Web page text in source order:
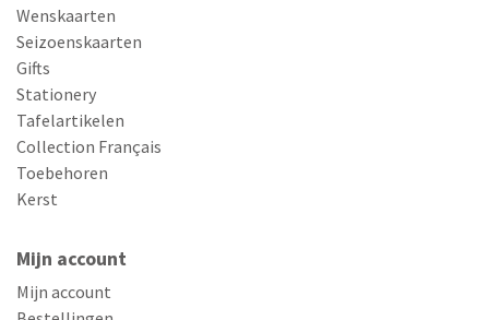
Wenskaarten
Seizoenskaarten
Gifts
Stationery
Tafelartikelen
Collection Français
Toebehoren
Kerst
Mijn account
Mijn account